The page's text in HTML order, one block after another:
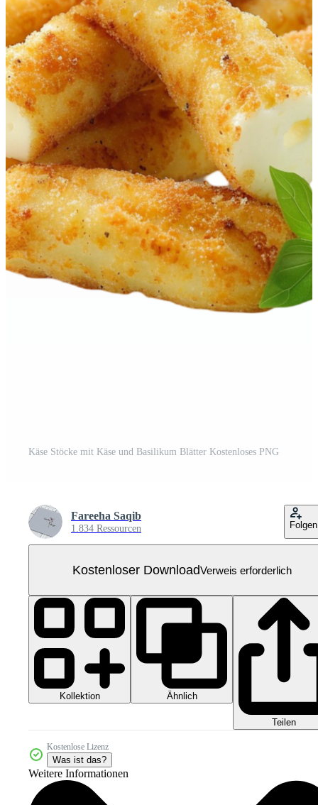
Käse Stöcke mit Käse und Basilikum Blätter Kostenloses PNG
Fareeha Saqib
1.834 Ressourcen Folgen
Kostenloser DownloadVerweis erforderlich
Kollektion Ähnlich
Teilen
Kostenlose Lizenz
Was ist das?
Weitere Informationen